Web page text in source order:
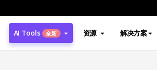
AI Tools 全新 资源 解决方案